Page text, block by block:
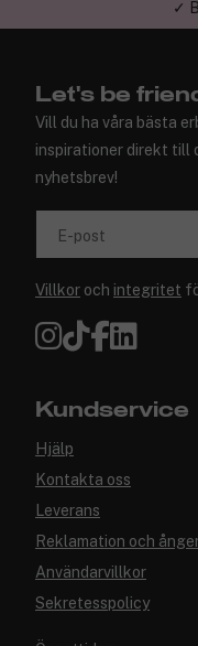
Let's be
Vill du ha våra bästa
inspirationer direkt till
nyhetsbrev!
E-post
Villkor och integritet
Kundservice
Hjälp
Kontakta oss
Leverans
Reklamation och
Användarvillkor
Sekretesspolicy